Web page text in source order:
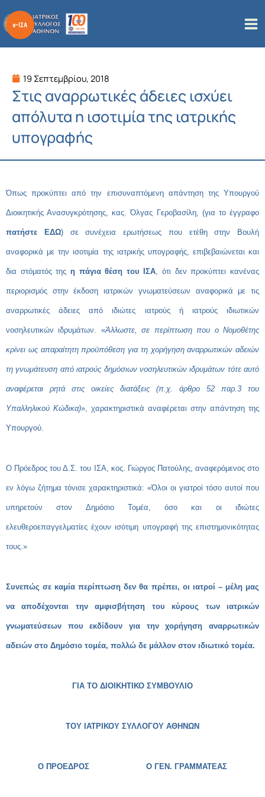
στο
περιεχόμενο
19 Σεπτεμβρίου, 2018
Στις αναρρωτικές άδειες ισχύει
απόλυτα η ισοτιμία της ιατρικής
υπογραφής
Όπως προκύπτει από την επισυναπτόμενη απάντηση της Υπουργού
Διοικητικής Ανασυγκρότησης, κας. Όλγας Γεροβασίλη, (για το έγγραφο
πατήστε ΕΔΩ) σε συνέχεια ερωτήσεως που ετέθη στην Βουλή
αναφορικά με την ισοτιμία της ιατρικής υπογραφής, επιβεβαιώνεται και
δια στόματός της η πάγια θέση του ΙΣΑ, ότι δεν προκύπτει κανένας
περιορισμός στην έκδοση ιατρικών γνωματεύσεων αναφορικά με τις
αναρρωτικές άδειες από ιδιώτες ιατρούς ή ιατρούς ιδιωτικών
νοσηλευτικών ιδρυμάτων. «Άλλωστε, σε περίπτωση που ο Νομοθέτης
κρίνει ως απαραίτητη προϋπόθεση για τη χορήγηση αναρρωτικών αδειών
τη γνωμάτευση από ιατρούς δημόσιων νοσηλευτικών ιδρυμάτων τότε αυτό
αναφέρεται ρητά στις οικείες διατάξεις (π.χ. άρθρο 52 παρ.3 του
Υπαλληλικού Κώδικα)», χαρακτηριστικά αναφέρεται στην απάντηση της
Υπουργού.
Ο Πρόεδρος του Δ.Σ. του ΙΣΑ, κος. Γιώργος Πατούλης, αναφερόμενος στο
εν λόγω ζήτημα τόνισε χαρακτηριστικά: «Όλοι οι γιατροί τόσο αυτοί που
υπηρετούν στον Δημόσιο Τομέα, όσο και οι ιδιώτες
ελευθεροεπαγγελματίες έχουν ισότιμη υπογραφή της επιστημονικότητας
τους.»
Συνεπώς σε καμία περίπτωση δεν θα πρέπει, οι ιατροί – μέλη μας
να αποδέχονται την αμφισβήτηση του κύρους των ιατρικών
γνωματεύσεων που εκδίδουν για την χορήγηση αναρρωτικών
αδειών στο Δημόσιο τομέα, πολλώ δε μάλλον στον ιδιωτικό τομέα.
ΓΙΑ ΤΟ ΔΙΟΙΚΗΤΙΚΟ ΣΥΜΒΟΥΛΙΟ
ΤΟΥ ΙΑΤΡΙΚΟΥ ΣΥΛΛΟΓΟΥ ΑΘΗΝΩΝ
Ο ΠΡΟΕΔΡΟΣ Ο ΓΕΝ. ΓΡΑΜΜΑΤΕΑΣ